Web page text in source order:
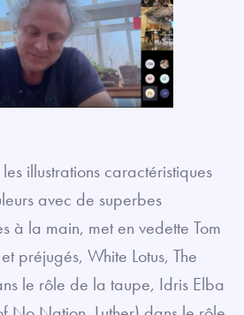
illustrations caractéristiques
avec de superbes
à la main, met en vedette Tom
préjugés, White Lotus, The
le rôle de la taupe, Idris Elba